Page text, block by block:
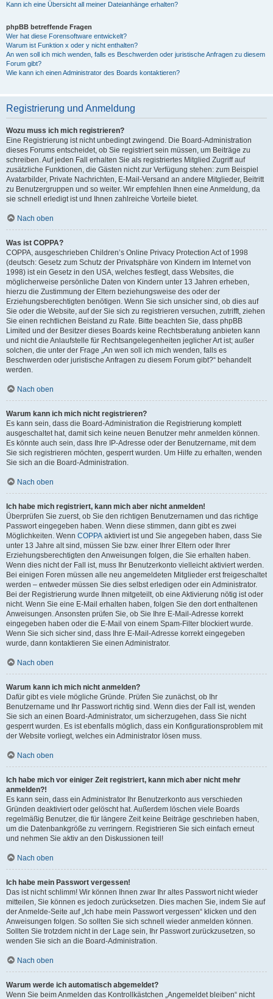
Kann ich eine Übersicht all meiner Dateianhänge erhalten?
phpBB betreffende Fragen
Wer hat diese Forensoftware entwickelt?
Warum ist Funktion x oder y nicht enthalten?
An wen soll ich mich wenden, falls es Beschwerden oder juristische Anfragen zu diesem
Forum gibt?
Wie kann ich einen Administrator des Boards kontaktieren?
Registrierung und Anmeldung
Wozu muss ich mich registrieren?
Eine Registrierung ist nicht unbedingt zwingend. Die Board-Administration
dieses Forums entscheidet, ob Sie registriert sein müssen, um Beiträge zu
schreiben. Auf jeden Fall erhalten Sie als registriertes Mitglied Zugriff auf
zusätzliche Funktionen, die Gästen nicht zur Verfügung stehen: zum Beispiel
Avatarbilder, Private Nachrichten, E-Mail-Versand an andere Mitglieder, Beitritt
zu Benutzergruppen und so weiter. Wir empfehlen Ihnen eine Anmeldung, da
sie schnell erledigt ist und Ihnen zahlreiche Vorteile bietet.
Nach oben
Was ist COPPA?
COPPA, ausgeschrieben Children’s Online Privacy Protection Act of 1998
(deutsch: Gesetz zum Schutz der Privatsphäre von Kindern im Internet von
1998) ist ein Gesetz in den USA, welches festlegt, dass Websites, die
möglicherweise persönliche Daten von Kindern unter 13 Jahren erheben,
hierzu die Zustimmung der Eltern beziehungsweise des oder der
Erziehungsberechtigten benötigen. Wenn Sie sich unsicher sind, ob dies auf
Sie oder die Website, auf der Sie sich zu registrieren versuchen, zutrifft, ziehen
Sie einen rechtlichen Beistand zu Rate. Bitte beachten Sie, dass phpBB
Limited und der Besitzer dieses Boards keine Rechtsberatung anbieten kann
und nicht die Anlaufstelle für Rechtsangelegenheiten jeglicher Art ist; außer
solchen, die unter der Frage „An wen soll ich mich wenden, falls es
Beschwerden oder juristische Anfragen zu diesem Forum gibt?“ behandelt
werden.
Nach oben
Warum kann ich mich nicht registrieren?
Es kann sein, dass die Board-Administration die Registrierung komplett
ausgeschaltet hat, damit sich keine neuen Benutzer mehr anmelden können.
Es könnte auch sein, dass Ihre IP-Adresse oder der Benutzername, mit dem
Sie sich registrieren möchten, gesperrt wurden. Um Hilfe zu erhalten, wenden
Sie sich an die Board-Administration.
Nach oben
Ich habe mich registriert, kann mich aber nicht anmelden!
Überprüfen Sie zuerst, ob Sie den richtigen Benutzernamen und das richtige
Passwort eingegeben haben. Wenn diese stimmen, dann gibt es zwei
Möglichkeiten. Wenn COPPA aktiviert ist und Sie angegeben haben, dass Sie
unter 13 Jahre alt sind, müssen Sie bzw. einer Ihrer Eltern oder Ihrer
Erziehungsberechtigten den Anweisungen folgen, die Sie erhalten haben.
Wenn dies nicht der Fall ist, muss Ihr Benutzerkonto vielleicht aktiviert werden.
Bei einigen Foren müssen alle neu angemeldeten Mitglieder erst freigeschaltet
werden – entweder müssen Sie dies selbst erledigen oder ein Administrator.
Bei der Registrierung wurde Ihnen mitgeteilt, ob eine Aktivierung nötig ist oder
nicht. Wenn Sie eine E-Mail erhalten haben, folgen Sie den dort enthaltenen
Anweisungen. Ansonsten prüfen Sie, ob Sie Ihre E-Mail-Adresse korrekt
eingegeben haben oder die E-Mail von einem Spam-Filter blockiert wurde.
Wenn Sie sich sicher sind, dass Ihre E-Mail-Adresse korrekt eingegeben
wurde, dann kontaktieren Sie einen Administrator.
Nach oben
Warum kann ich mich nicht anmelden?
Dafür gibt es viele mögliche Gründe. Prüfen Sie zunächst, ob Ihr
Benutzername und Ihr Passwort richtig sind. Wenn dies der Fall ist, wenden
Sie sich an einen Board-Administrator, um sicherzugehen, dass Sie nicht
gesperrt wurden. Es ist ebenfalls möglich, dass ein Konfigurationsproblem mit
der Website vorliegt, welches ein Administrator lösen muss.
Nach oben
Ich habe mich vor einiger Zeit registriert, kann mich aber nicht mehr
anmelden?!
Es kann sein, dass ein Administrator Ihr Benutzerkonto aus verschieden
Gründen deaktiviert oder gelöscht hat. Außerdem löschen viele Boards
regelmäßig Benutzer, die für längere Zeit keine Beiträge geschrieben haben,
um die Datenbankgröße zu verringern. Registrieren Sie sich einfach erneut
und nehmen Sie aktiv an den Diskussionen teil!
Nach oben
Ich habe mein Passwort vergessen!
Das ist nicht schlimm! Wir können Ihnen zwar Ihr altes Passwort nicht wieder
mitteilen, Sie können es jedoch zurücksetzen. Dies machen Sie, indem Sie auf
der Anmelde-Seite auf „Ich habe mein Passwort vergessen“ klicken und den
Anweisungen folgen. So sollten Sie sich schnell wieder anmelden können.
Sollten Sie trotzdem nicht in der Lage sein, Ihr Passwort zurückzusetzen, so
wenden Sie sich an die Board-Administration.
Nach oben
Warum werde ich automatisch abgemeldet?
Wenn Sie beim Anmelden das Kontrollkästchen „Angemeldet bleiben“ nicht